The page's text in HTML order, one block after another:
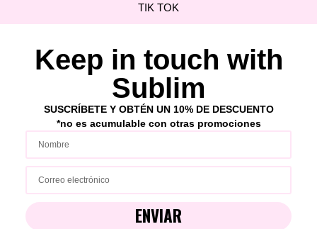
TIK TOK
Keep in touch with
Sublim
SUSCRÍBETE Y OBTÉN UN 10% DE DESCUENTO
*no es acumulable con otras promociones
ENVIAR